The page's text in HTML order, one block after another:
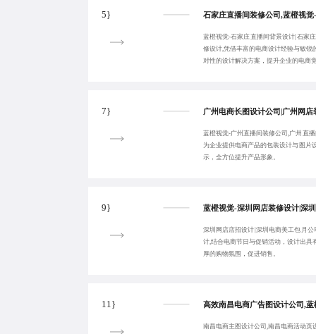
5}
蓝橙视觉-石家庄直播间背景设计|石家
修设计,凭借丰富的电商设计经验与敏锐
对性的设计解决方案，提升企业的电商
7}
蓝橙视觉-广州直播间装修公司,广州直
为企业提供电商产品的包装设计与图片
示，全方位提升产品形象。
9}
深圳网店店招设计|深圳电商美工包月
计,结合电商节日与促销活动，设计出具
厚的购物氛围，促进销售。
11}
南昌电商主图设计公司,南昌电商活动